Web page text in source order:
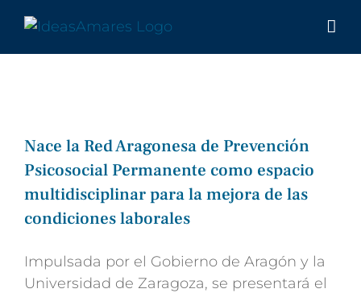
contenido
Nace la Red Aragonesa de Prevención
Psicosocial Permanente como espacio
multidisciplinar para la mejora de las
condiciones laborales
Impulsada por el Gobierno de Aragón y la
Universidad de Zaragoza, se presentará el